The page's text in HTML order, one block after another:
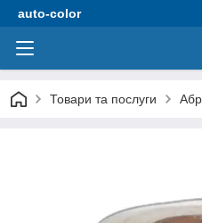
auto-color
Товари та послуги